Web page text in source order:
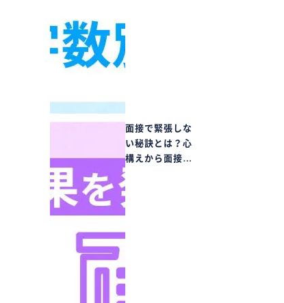
面接で緊張しな
い秘訣とは？心
構えから面接…